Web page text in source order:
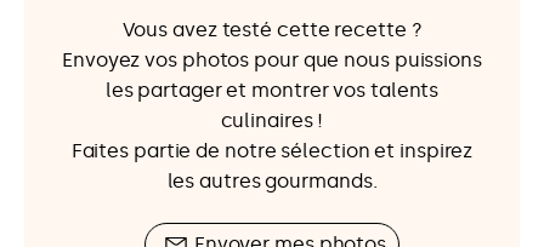
Vous avez testé cette recette ?
Envoyez vos photos pour que nous puissions
les partager et montrer vos talents
culinaires !
Faites partie de notre sélection et inspirez
les autres gourmands.